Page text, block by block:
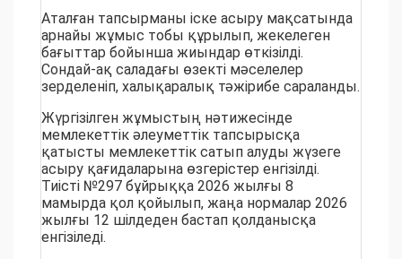
Аталған тапсырманы іске асыру мақсатында
арнайы жұмыс тобы құрылып, жекелеген
бағыттар бойынша жиындар өткізілді.
Сондай-ақ саладағы өзекті мәселелер
зерделеніп, халықаралық тәжірибе сараланды.
Жүргізілген жұмыстың нәтижесінде
мемлекеттік әлеуметтік тапсырысқа
қатысты мемлекеттік сатып алуды жүзеге
асыру қағидаларына өзгерістер енгізілді.
Тиісті №297 бұйрыққа 2026 жылғы 8
мамырда қол қойылып, жаңа нормалар 2026
жылғы 12 шілдеден бастап қолданысқа
енгізіледі.